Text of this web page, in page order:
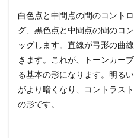
白色点と中間点の間のコント
グ、黒色点と中間点の間のコ
ッグします。直線が弓形の曲線
きます。これが、トーンカー
る基本の形になります。明る
がより暗くなり、コントラス
の形です。